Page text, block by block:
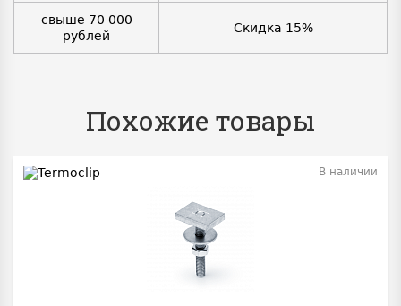
свыше 70 000
рублей
Скидка 15%
Похожие товары
В наличии